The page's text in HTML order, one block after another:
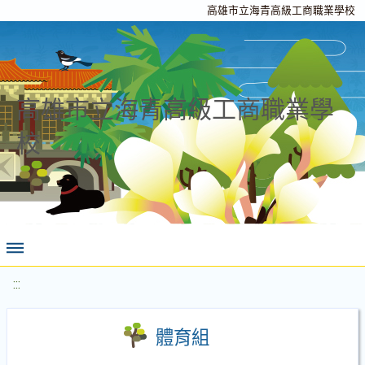
高雄市立海青高級工商職業學校
高雄市立海青高級工商職業學
校
:::
體育組